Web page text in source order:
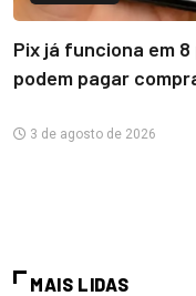
Pix já funciona em
podem pagar
3 de agosto de 2026
MAIS LIDAS